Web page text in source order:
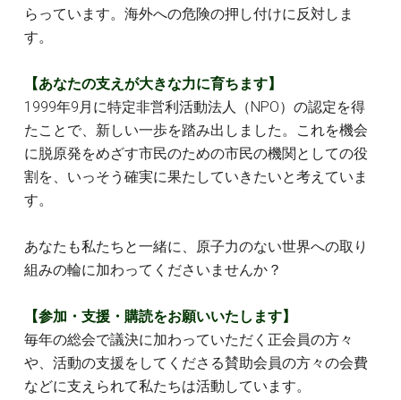
らっています。海外への危険の押し付けに反対しま
す。
【あなたの支えが大きな力に育ちます】
1999年9月に特定非営利活動法人（NPO）の認定を得
たことで、新しい一歩を踏み出しました。これを機会
に脱原発をめざす市民のための市民の機関としての役
割を、いっそう確実に果たしていきたいと考えていま
す。
あなたも私たちと一緒に、原子力のない世界への取り
組みの輪に加わってくださいませんか？
【参加・支援・購読をお願いいたします】
毎年の総会で議決に加わっていただく正会員の方々
や、活動の支援をしてくださる賛助会員の方々の会費
などに支えられて私たちは活動しています。